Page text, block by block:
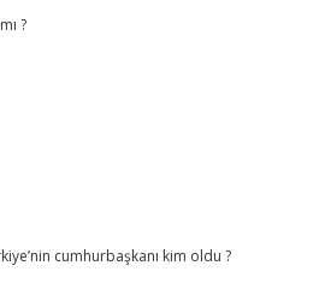
?
cumhurbaşkanı kim oldu ?